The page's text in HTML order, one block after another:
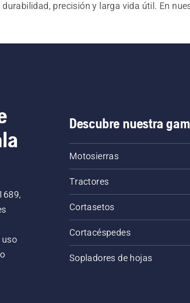
durabilidad, precisión y larga vida útil. En
uso
Descubre nuestra
Motosierras
Tractores
Cortasetos
Cortacéspedes
Sopladores de hojas